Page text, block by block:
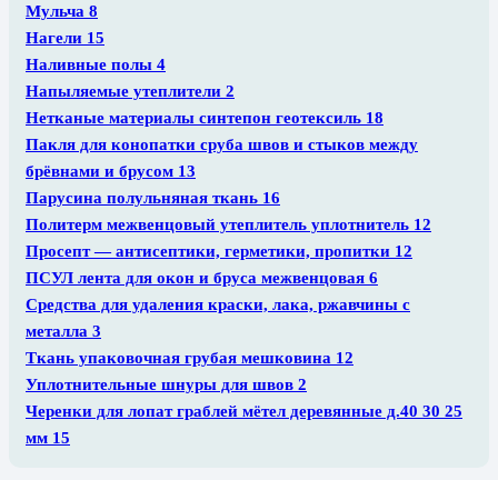
Мульча 8
Нагели 15
Наливные полы 4
Напыляемые утеплители 2
Нетканые материалы синтепон геотексиль 18
Пакля для конопатки сруба швов и стыков между
брёвнами и брусом 13
Парусина полульняная ткань 16
Политерм межвенцовый утеплитель уплотнитель 12
Просепт — антисептики, герметики, пропитки 12
ПСУЛ лента для окон и бруса межвенцовая 6
Средства для удаления краски, лака, ржавчины с
металла 3
Ткань упаковочная грубая мешковина 12
Уплотнительные шнуры для швов 2
Черенки для лопат граблей мётел деревянные д.40 30 25
мм 15